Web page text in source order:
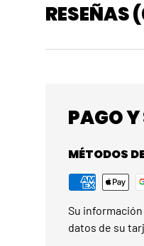
RESEÑAS
PAGO Y
MÉTODOS
Su
datos de su